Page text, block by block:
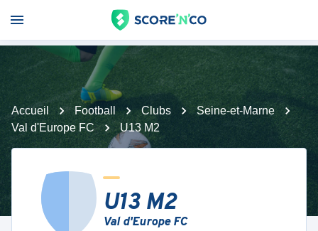
Accueil Football Clubs
Seine-et-Marne
Val d'Europe FC
U13 M2
U13 M2
Val d'Europe FC